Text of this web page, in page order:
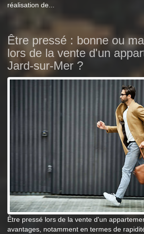
réalisation de...
Être pressé : bonne ou
lors de la vente d'un
Jard-sur-Mer ?
Être pressé lors de la vente d'un
avantages, notamment en termes de